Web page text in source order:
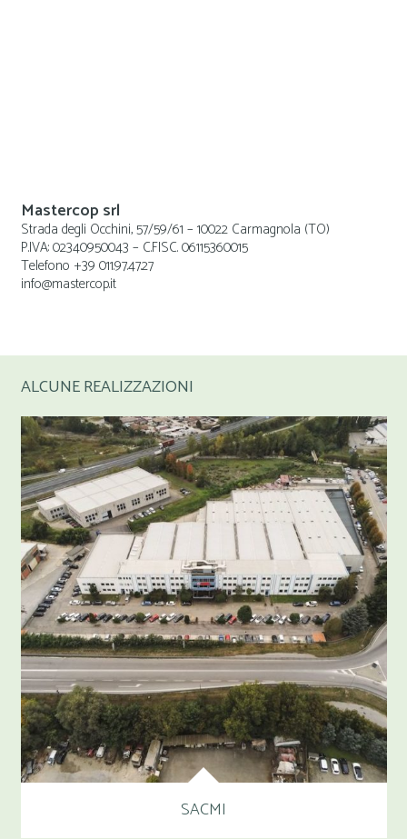
Mastercop srl
Strada degli Occhini, 57/59/61 – 10022 Carmagnola (TO)
P.IVA: 02340950043 – C.FISC. 06115360015
Telefono +39 011.97.47.27
info@mastercop.it
ALCUNE REALIZZAZIONI
SACMI